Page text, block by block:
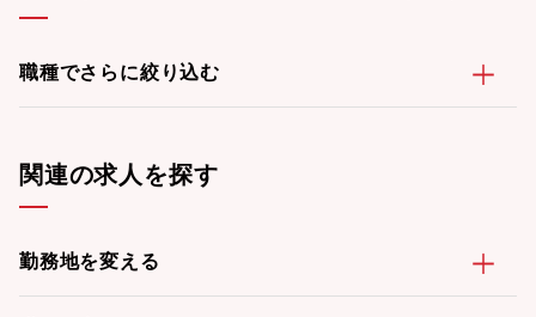
職種でさらに絞り込む
関連の求人を探す
勤務地を変える